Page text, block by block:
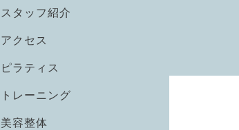
スタッフ紹介
アクセス
ピラティス
トレーニング
美容整体